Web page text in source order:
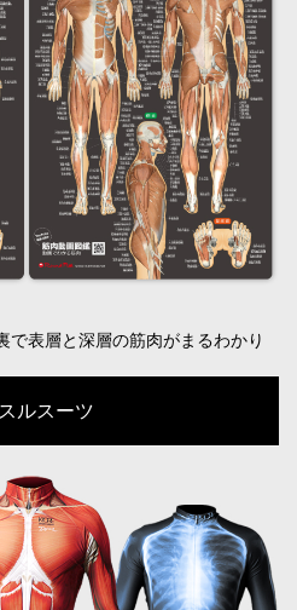
表層と深層の筋肉がまるわかり
ルスーツ